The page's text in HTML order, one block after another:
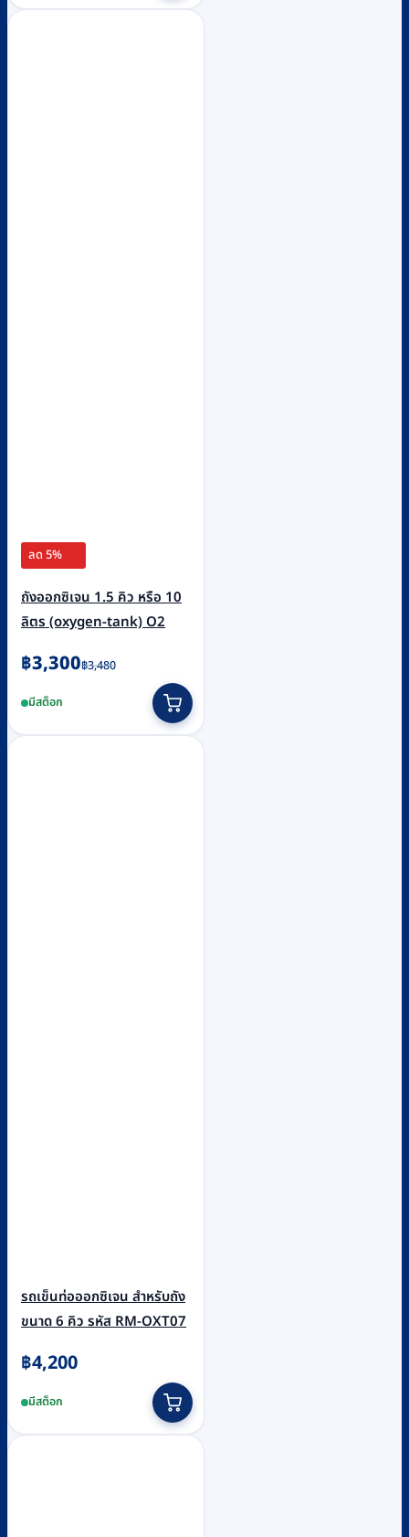
ลด 5%
ถังออกซิเจน 1.5 คิว หรือ 10
ลิตร (oxygen-tank) O2
฿3,480
Original
was:
฿3,480.
฿3,300
Current
is:
฿3,300.
มีสต็อก
รถเข็นท่อออกซิเจน สำหรับถัง
ขนาด 6 คิว รหัส RM-OXT07
฿4,200
มีสต็อก